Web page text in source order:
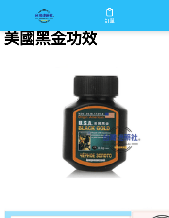
訂單
美國黑金功效
美國黑金功效